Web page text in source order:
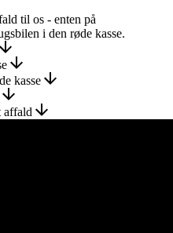
til os - enten på
i den røde kasse.
kasse
affald